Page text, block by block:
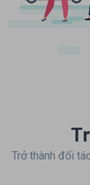
Trở thành đối